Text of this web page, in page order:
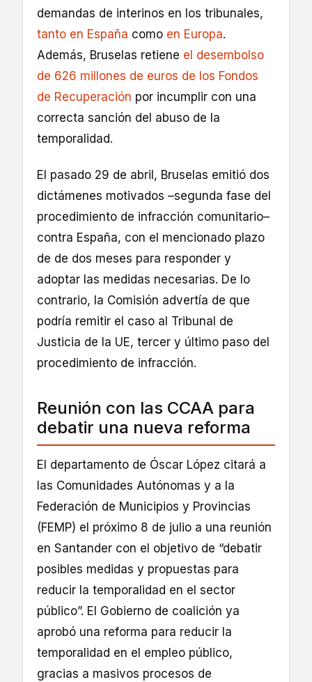
demandas de interinos en los tribunales,
tanto en España como en Europa.
Además, Bruselas retiene el desembolso
de 626 millones de euros de los Fondos
de Recuperación por incumplir con una
correcta sanción del abuso de la
temporalidad.
El pasado 29 de abril, Bruselas emitió dos
dictámenes motivados –segunda fase del
procedimiento de infracción comunitario–
contra España, con el mencionado plazo
de de dos meses para responder y
adoptar las medidas necesarias. De lo
contrario, la Comisión advertía de que
podría remitir el caso al Tribunal de
Justicia de la UE, tercer y último paso del
procedimiento de infracción.
Reunión con las CCAA para
debatir una nueva reforma
El departamento de Óscar López citará a
las Comunidades Autónomas y a la
Federación de Municipios y Provincias
(FEMP) el próximo 8 de julio a una reunión
en Santander con el objetivo de “debatir
posibles medidas y propuestas para
reducir la temporalidad en el sector
público”. El Gobierno de coalición ya
aprobó una reforma para reducir la
temporalidad en el empleo público,
gracias a masivos procesos de